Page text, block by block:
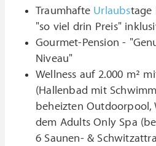
Traumhafte Urlaubstage
"so viel drin Preis"
Gourmet-Pension -
Niveau"
Wellness auf 2.000 m²
(Hallenbad mit
beheizten Outdoorpool,
dem Adults Only Spa
6 Saunen- &